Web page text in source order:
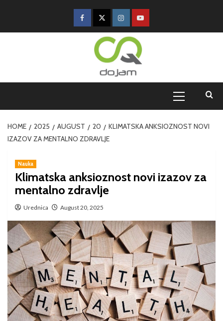
HOME 2025 AUGUST 20
KLIMATSKA ANKSIOZNOST NOVI
IZAZOV ZA MENTALNO ZDRAVLJE
Nauka
Klimatska anksioznost novi izazov za
mentalno zdravlje
Urednica August 20, 2025